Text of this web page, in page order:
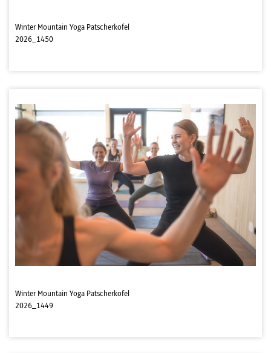
Winter Mountain Yoga Patscherkofel
2026_1450
Winter Mountain Yoga Patscherkofel
2026_1449